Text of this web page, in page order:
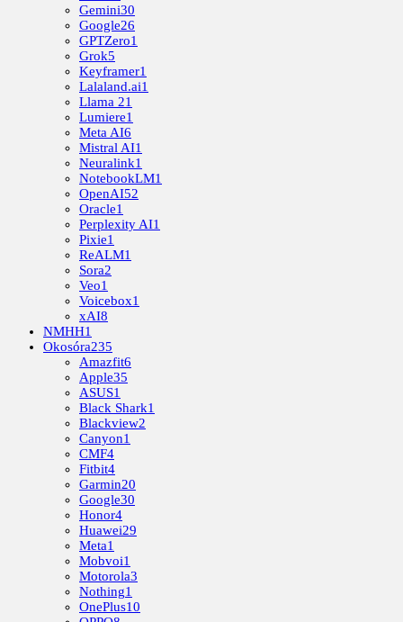
Gemini30
Google26
GPTZero1
Grok5
Keyframer1
Lalaland.ai1
Llama 21
Lumiere1
Meta AI6
Mistral AI1
Neuralink1
NotebookLM1
OpenAI52
Oracle1
Perplexity AI1
Pixie1
ReALM1
Sora2
Veo1
Voicebox1
xAI8
NMHH1
Okosóra235
Amazfit6
Apple35
ASUS1
Black Shark1
Blackview2
Canyon1
CMF4
Fitbit4
Garmin20
Google30
Honor4
Huawei29
Meta1
Mobvoi1
Motorola3
Nothing1
OnePlus10